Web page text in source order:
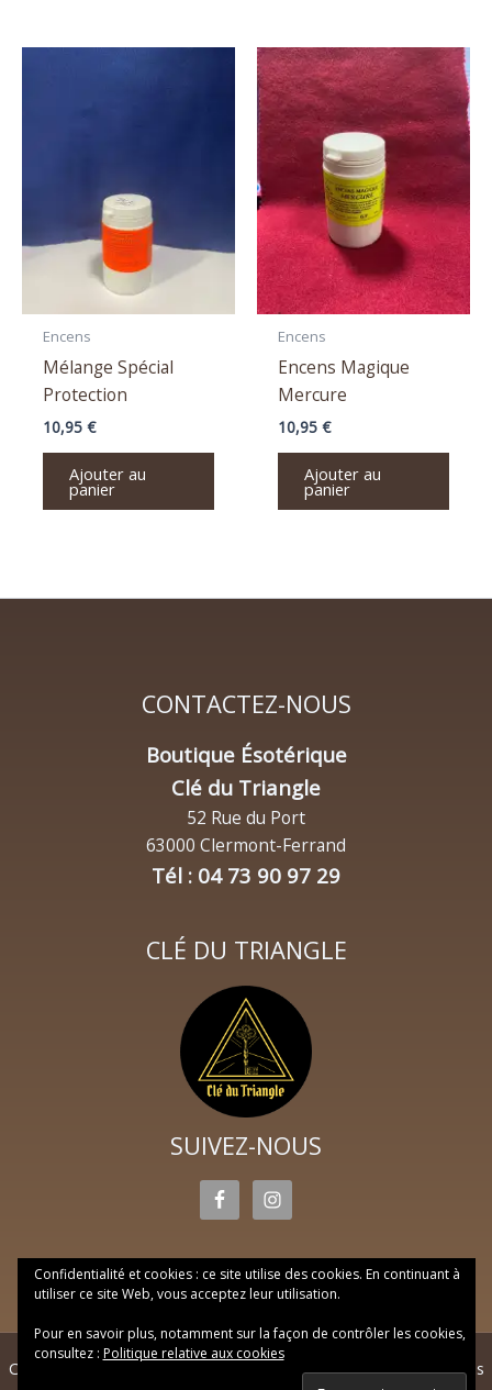
Encens
Mélange Spécial
Protection
10,95 €
Ajouter au
panier
Encens
Encens Magique
Mercure
10,95 €
Ajouter au
panier
CONTACTEZ-NOUS
Boutique Ésotérique
Clé du Triangle
52 Rue du Port
63000 Clermont-Ferrand
Tél : 04 73 90 97 29
CLÉ DU TRIANGLE
SUIVEZ-NOUS
Copyright © 2026 Clé du triangle · Réalisation Web DP·Mentions
Confidentialité et cookies : ce site utilise des cookies. En continuant à
utiliser ce site Web, vous acceptez leur utilisation.
Pour en savoir plus, notamment sur la façon de contrôler les cookies,
consultez : Politique relative aux cookies